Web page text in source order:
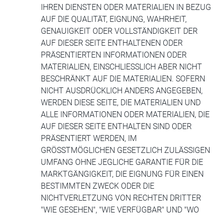
IHREN DIENSTEN ODER MATERIALIEN IN BEZUG
AUF DIE QUALITÄT, EIGNUNG, WAHRHEIT,
GENAUIGKEIT ODER VOLLSTÄNDIGKEIT DER
AUF DIESER SEITE ENTHALTENEN ODER
PRÄSENTIERTEN INFORMATIONEN ODER
MATERIALIEN, EINSCHLIESSLICH ABER NICHT
BESCHRÄNKT AUF DIE MATERIALIEN. SOFERN
NICHT AUSDRÜCKLICH ANDERS ANGEGEBEN,
WERDEN DIESE SEITE, DIE MATERIALIEN UND
ALLE INFORMATIONEN ODER MATERIALIEN, DIE
AUF DIESER SEITE ENTHALTEN SIND ODER
PRÄSENTIERT WERDEN, IM
GRÖSSTMÖGLICHEN GESETZLICH ZULÄSSIGEN
UMFANG OHNE JEGLICHE GARANTIE FÜR DIE
MARKTGÄNGIGKEIT, DIE EIGNUNG FÜR EINEN
BESTIMMTEN ZWECK ODER DIE
NICHTVERLETZUNG VON RECHTEN DRITTER
"WIE GESEHEN", "WIE VERFÜGBAR" UND "WO